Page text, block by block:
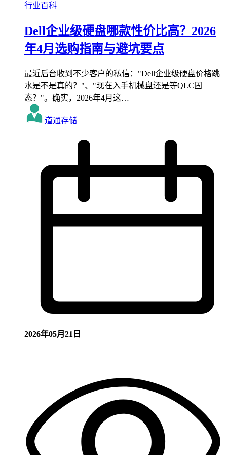
行业百科
Dell企业级硬盘哪款性价比高？2026
年4月选购指南与避坑要点
最近后台收到不少客户的私信："Dell企业级硬盘价格跳
水是不是真的？"、"现在入手机械盘还是等QLC固
态？"。确实，2026年4月这…
道通存储
2026年05月21日